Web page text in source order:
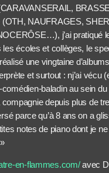
(OTH, NAUFRAGES,
j’ai pratiqué
les écoles et collèges, le
une vingtaine
et surtout : nj’ai vécu
baladin au sein
depuis plus de
parce qu’à 8 ans on a
notes de piano dont je
en-flammes.com/avec